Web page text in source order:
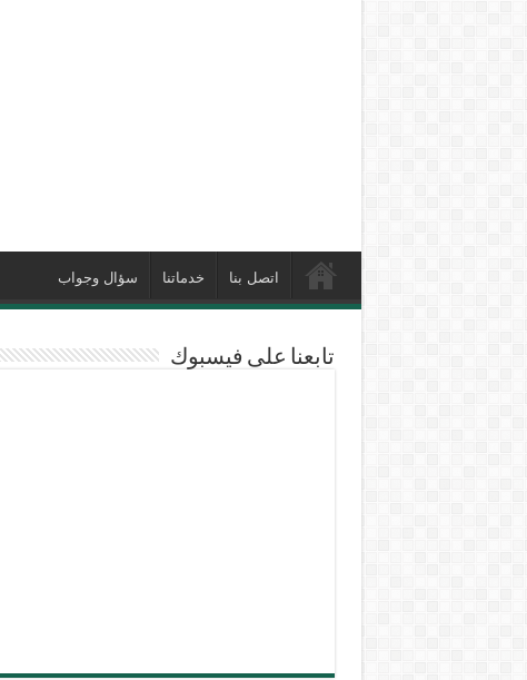
اتصل بنا خدماتنا سؤال وجواب
تابعنا على فيسبوك